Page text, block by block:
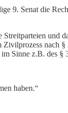
9. Senat die
und
nach
Sinne z.B. des §
haben.“